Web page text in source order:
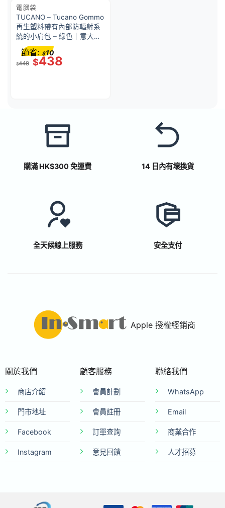
電腦袋
TUCANO – Tucano Gommo
再生塑料帶有內部防輻射系
統的小肩包 – 綠色｜意大利
設計
$448 $438
節省: $10
購滿 HK$300 免運費 14 日內有壞換貨
全天候線上服務 安全支付
Apple 授權經銷商
關於我們
商店介紹
門市地址
Facebook
Instagram
顧客服務
會員計劃
會員註冊
訂單查詢
意見回饋
聯絡我們
WhatsApp
Email
商業合作
人才招募